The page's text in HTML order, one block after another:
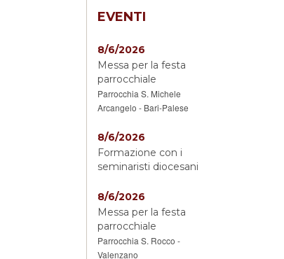
EVENTI
8/6/2026
Messa per la festa
parrocchiale
Parrocchia S. Michele
Arcangelo - Bari-Palese
8/6/2026
Formazione con i
seminaristi diocesani
8/6/2026
Messa per la festa
parrocchiale
Parrocchia S. Rocco -
Valenzano